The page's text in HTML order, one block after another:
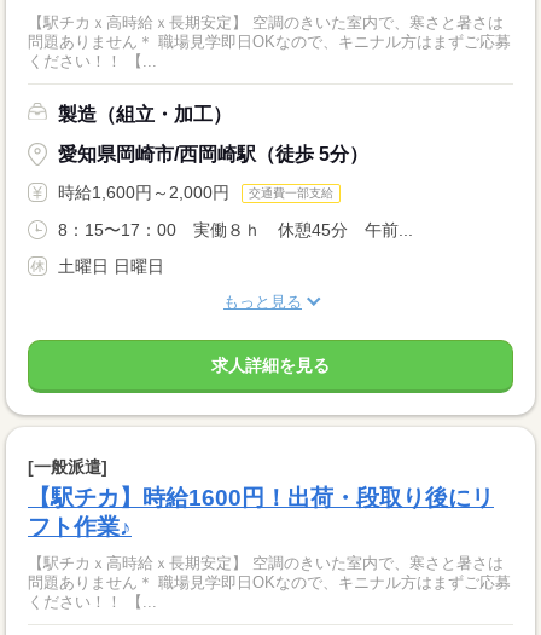
【駅チカｘ高時給ｘ長期安定】 空調のきいた室内で、寒さと暑さは
問題ありません＊ 職場見学即日OKなので、キニナル方はまずご応募
ください！！ 【...
製造（組立・加工）
愛知県岡崎市/西岡崎駅（徒歩 5分）
時給1,600円～2,000円 交通費一部支給
8：15〜17：00 実働８ｈ 休憩45分 午前...
土曜日 日曜日
もっと見る
求人詳細を見る
[一般派遣]
【駅チカ】時給1600円！出荷・段取り後にリ
フト作業♪
【駅チカｘ高時給ｘ長期安定】 空調のきいた室内で、寒さと暑さは
問題ありません＊ 職場見学即日OKなので、キニナル方はまずご応募
ください！！ 【...